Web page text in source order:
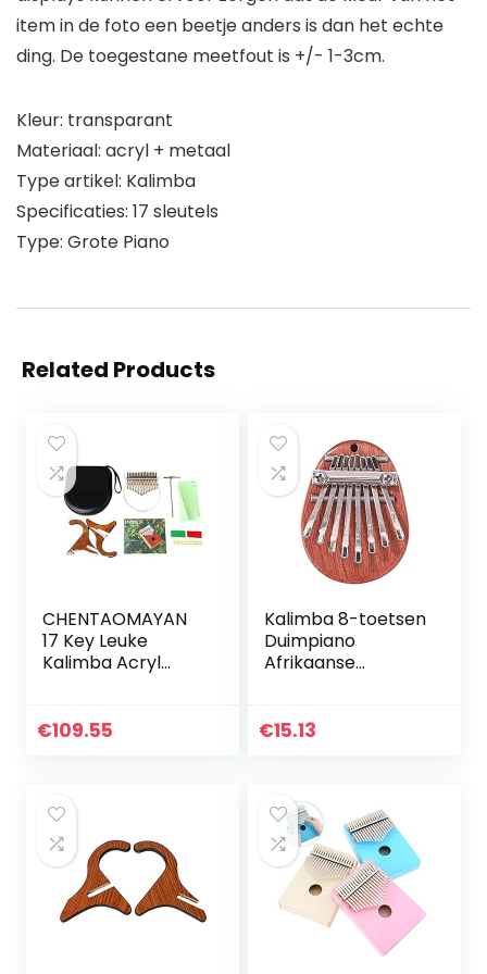
item in de foto een beetje anders is dan het echte
ding. De toegestane meetfout is +/- 1-3cm.
Kleur: transparant
Materiaal: acryl + metaal
Type artikel: Kalimba
Specificaties: 17 sleutels
Type: Grote Piano
Related Products
CHENTAOMAYAN
17 Key Leuke
Kalimba Acryl
Duim Piano Leuke
€109.55
Kalimba 8-toetsen
Duimpiano
Afrikaanse
Kind
€15.13